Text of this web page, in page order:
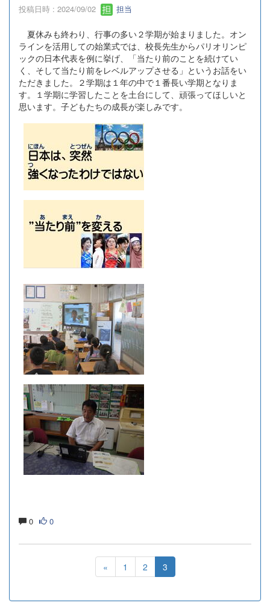
投稿日時 : 2024/09/02 担当
夏休みも終わり、行事の多い２学期が始まりました。オン
ラインを活用しての始業式では、校長先生からパリオリンピ
ックの日本代表を例に挙げ、「当たり前のことを続けてい
く、そして当たり前をレベルアップさせる」というお話をい
ただきました。２学期は１年の中で１番長い学期となりま
す。１学期に学習したことを土台にして、頑張ってほしいと
思います。子どもたちの成長が楽しみです。
0 0
« 1 2 3